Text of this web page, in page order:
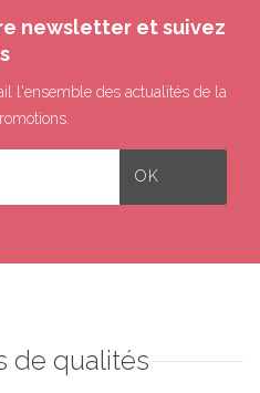
newsletter et suivez
l'ensemble des actualités de la
de qualités